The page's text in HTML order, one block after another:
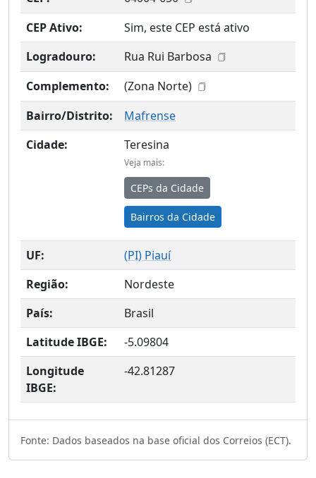
CEP Ativo:
Sim, este CEP está ativo
Logradouro:
Rua Rui Barbosa
Complemento:
(Zona Norte)
Bairro/Distrito:
Mafrense
Cidade:
Teresina
Veja mais:
CEPs da Cidade
Bairros da Cidade
UF: (PI) Piauí
Região:
Nordeste
País:
Brasil
Latitude IBGE:
-5.09804
Longitude
IBGE:
-42.81287
Fonte: Dados baseados na base oficial dos Correios (ECT).